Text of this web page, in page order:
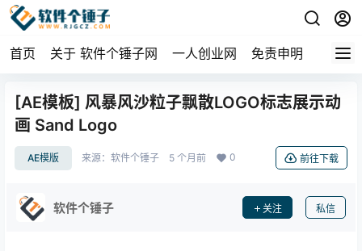
首页 关于 软件个锤子网 一人创业网 免责申明
[AE模板] 风暴风沙粒子飘散LOGO标志展示动
画 Sand Logo
AE模版 来源： 软件个锤子 5 个月前 0 前往下载
软件个锤子 关注 私信